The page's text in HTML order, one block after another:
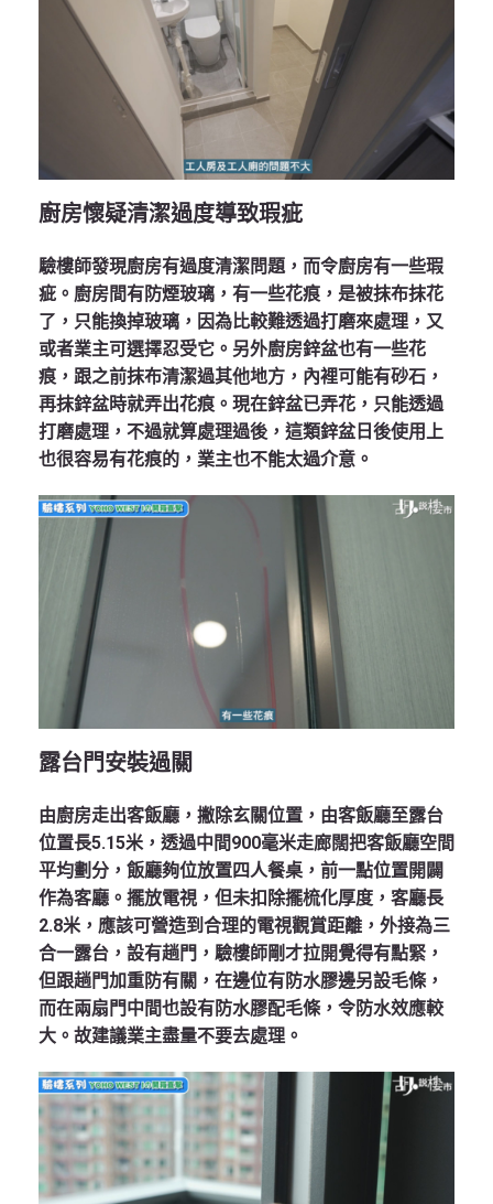
廚房懷疑清潔過度導致瑕疵
驗樓師發現廚房有過度清潔問題，而令廚房有一些瑕
疵。廚房間有防煙玻璃，有一些花痕，是被抹布抹花
了，只能換掉玻璃，因為比較難透過打磨來處理，又
或者業主可選擇忍受它。另外廚房鋅盆也有一些花
痕，跟之前抹布清潔過其他地方，內裡可能有砂石，
再抹鋅盆時就弄出花痕。現在鋅盆已弄花，只能透過
打磨處理，不過就算處理過後，這類鋅盆日後使用上
也很容易有花痕的，業主也不能太過介意。
露台門安裝過關
由廚房走出客飯廳，撇除玄關位置，由客飯廳至露台
位置長5.15米，透過中間900毫米走廊闊把客飯廳空間
平均劃分，飯廳夠位放置四人餐桌，前一點位置開闢
作為客廳。擺放電視，但未扣除擺梳化厚度，客廳長
2.8米，應該可營造到合理的電視觀賞距離，外接為三
合一露台，設有趟門，驗樓師剛才拉開覺得有點緊，
但跟趟門加重防有關，在邊位有防水膠邊另設毛條，
而在兩扇門中間也設有防水膠配毛條，令防水效應較
大。故建議業主盡量不要去處理。